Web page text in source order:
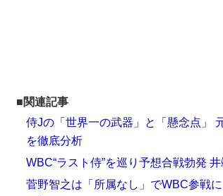
■関連記事
侍Jの「世界一の武器」と「懸念点」
を徹底分析
WBC“ラスト侍”を巡り予想合戦勃発
菅野智之は「所属なし」でWBC参戦